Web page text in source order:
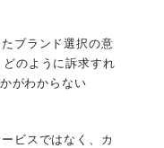
ブランド選択の意
のように訴求すれ
がわからない
ビスではなく、カ